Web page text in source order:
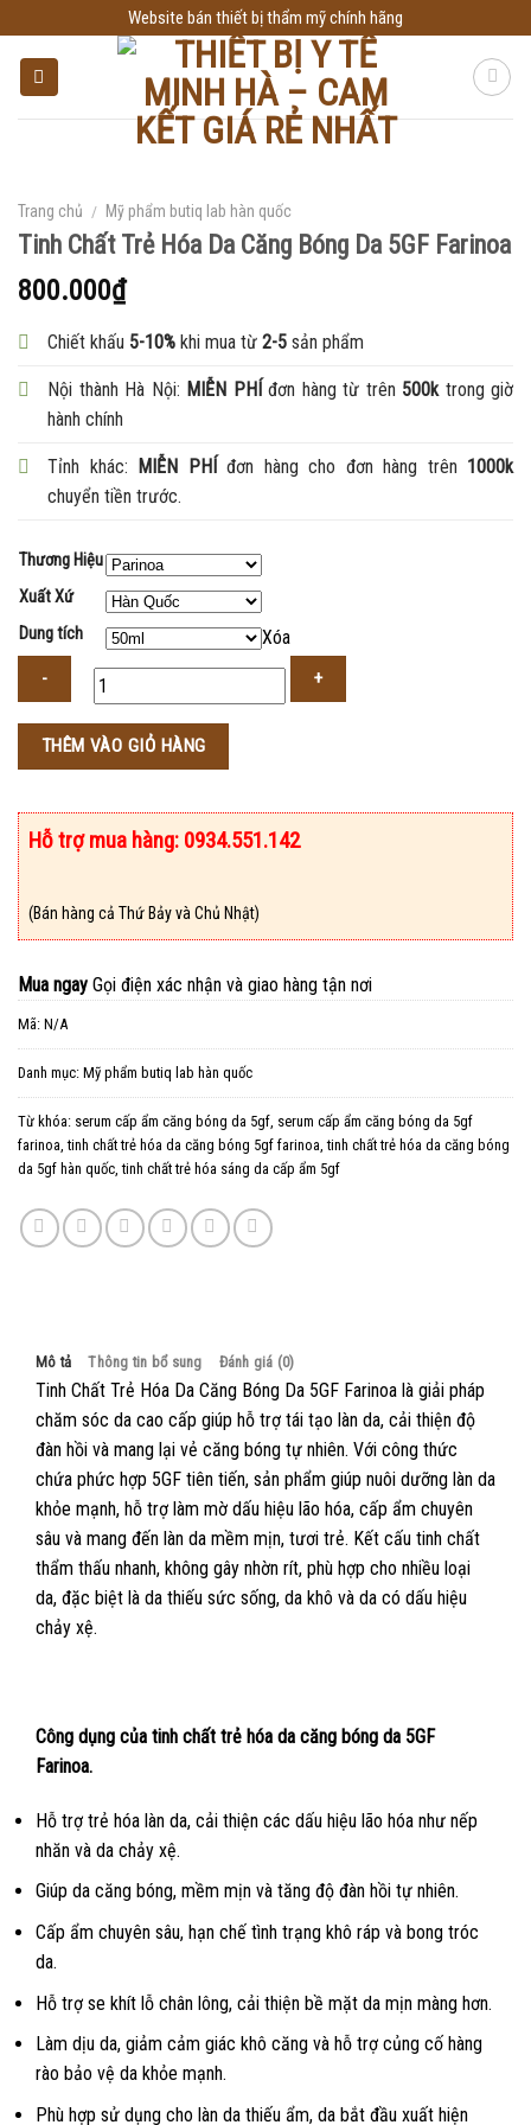
to
content
Website bán thiết bị thẩm mỹ chính hãng
Trang chủ / Mỹ phẩm butiq lab hàn quốc
Tinh Chất Trẻ Hóa Da Căng Bóng Da 5GF Farinoa
800.000₫
Chiết khấu 5-10% khi mua từ 2-5 sản phẩm
Nội thành Hà Nội: MIỄN PHÍđơn hàng từ trên 500k trong giờ
hành chính
Tỉnh khác: MIỄN PHÍđơn hàng cho đơn hàng trên 1000k
chuyển tiền trước.
Thương Hiệu
Xuất Xứ
Dung tích
Xóa
THÊM VÀO GIỎ HÀNG
Hỗ trợ mua hàng: 0934.551.142
(Bán hàng cả Thứ Bảy và Chủ Nhật)
Mua ngay Gọi điện xác nhận và giao hàng tận nơi
Mã: N/A
Danh mục: Mỹ phẩm butiq lab hàn quốc
Từ khóa: serum cấp ẩm căng bóng da 5gf, serum cấp ẩm căng bóng da 5gf
farinoa,tinh chất trẻ hóa da căng bóng 5gf farinoa,tinh chất trẻ hóa da căng bóng
da 5gf hàn quốc,tinh chất trẻ hóa sáng da cấp ẩm 5gf
Mô tả Thông tin bổ sung Đánh giá (0)
Tinh Chất Trẻ Hóa Da Căng Bóng Da 5GF Farinoa là giải pháp
chăm sóc da cao cấp giúp hỗ trợ tái tạo làn da, cải thiện độ
đàn hồi và mang lại vẻ căng bóng tự nhiên. Với công thức
chứa phức hợp 5GF tiên tiến, sản phẩm giúp nuôi dưỡng làn da
khỏe mạnh, hỗ trợ làm mờ dấu hiệu lão hóa, cấp ẩm chuyên
sâu và mang đến làn da mềm mịn, tươi trẻ. Kết cấu tinh chất
thẩm thấu nhanh, không gây nhờn rít, phù hợp cho nhiều loại
da, đặc biệt là da thiếu sức sống, da khô và da có dấu hiệu
chảy xệ.
Công dụng của tinh chất trẻ hóa da căng bóng da 5GF
Farinoa.
Hỗ trợ trẻ hóa làn da, cải thiện các dấu hiệu lão hóa như nếp
nhăn và da chảy xệ.
Giúp da căng bóng, mềm mịn và tăng độ đàn hồi tự nhiên.
Cấp ẩm chuyên sâu, hạn chế tình trạng khô ráp và bong tróc
da.
Hỗ trợ se khít lỗ chân lông, cải thiện bề mặt da mịn màng hơn.
Làm dịu da, giảm cảm giác khô căng và hỗ trợ củng cố hàng
rào bảo vệ da khỏe mạnh.
Phù hợp sử dụng cho làn da thiếu ẩm, da bắt đầu xuất hiện